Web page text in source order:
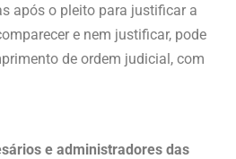
após o pleito para justificar a
e nem justificar, pode
de ordem judicial, com
e administradores das